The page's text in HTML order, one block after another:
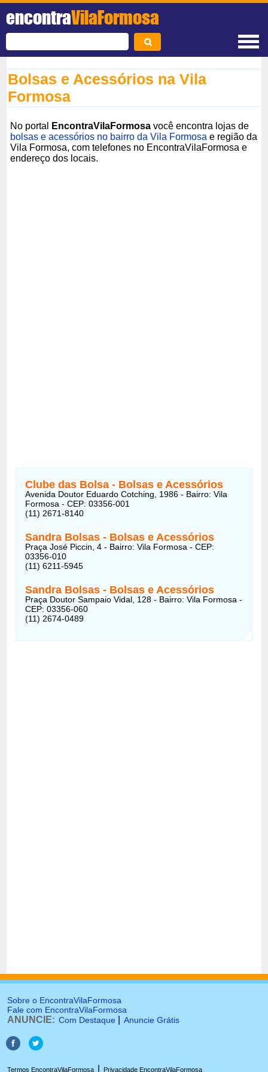
encontraVilaFormosa
Bolsas e Acessórios na Vila
Formosa
No portal EncontraVilaFormosa você encontra lojas de
bolsas e acessórios no bairro da Vila Formosa e região da
Vila Formosa, com telefones no EncontraVilaFormosa e
endereço dos locais.
Clube das Bolsa - Bolsas e Acessórios
Avenida Doutor Eduardo Cotching, 1986 - Bairro: Vila
Formosa - CEP: 03356-001
(11) 2671-8140
Sandra Bolsas - Bolsas e Acessórios
Praça José Piccin, 4 - Bairro: Vila Formosa - CEP:
03356-010
(11) 6211-5945
Sandra Bolsas - Bolsas e Acessórios
Praça Doutor Sampaio Vidal, 128 - Bairro: Vila Formosa -
CEP: 03356-060
(11) 2674-0489
Sobre o EncontraVilaFormosa
Fale com EncontraVilaFormosa
ANUNCIE: Com Destaque Anuncie Grátis
Termos EncontraVilaFormosa Privacidade EncontraVilaFormosa